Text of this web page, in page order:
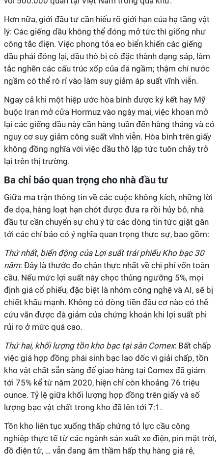
Hơn nữa, giới đầu tư cần hiểu rõ giới hạn của hạ tầng vật
lý: Các giếng dầu không thể đóng mở tức thì giống như
công tắc điện. Việc phong tỏa eo biển khiến các giếng
dầu phải đóng lại, dầu thô bị cô đặc thành dạng sáp, làm
tắc nghẽn các cấu trúc xốp của đá ngầm; thậm chí nước
ngầm có thể rò rỉ vào làm suy giảm áp suất vĩnh viễn.
Ngay cả khi một hiệp ước hòa bình được ký kết hay Mỹ
buộc Iran mở cửa Hormuz vào ngày mai, việc khoan mở
lại các giếng dầu này cần hàng tuần đến hàng tháng và có
nguy cơ suy giảm công suất vĩnh viễn. Hòa bình trên giấy
không đồng nghĩa với việc dầu thô lập tức tuôn chảy trở
lại trên thị trường.
Ba chỉ báo quan trọng cho nhà đầu tư
Giữa ma trận thông tin về các cuộc không kích, những lời
đe dọa, hàng loạt hạn chót được đưa ra rồi hủy bỏ, nhà
đầu tư cần chuyển sự chú ý từ các dòng tin tức giật gân
tới các chỉ báo có ý nghĩa quan trọng thực sự, bao gồm:
Thứ nhất, biến động của Lợi suất trái phiếu Kho bạc 30
năm: Đây là thước đo chân thực nhất về chi phí vốn toàn
cầu. Nếu mức lợi suất này chọc thủng ngưỡng 5%, mọi
định giá cổ phiếu, đặc biệt là nhóm công nghệ và AI, sẽ bị
chiết khấu mạnh. Không có dòng tiền đầu cơ nào có thể
cứu vãn được đà giảm của chứng khoán khi lợi suất phi
rủi ro ở mức quá cao.
Thứ hai, khối lượng tồn kho bạc tại sàn Comex: Bất chấp
việc giá hợp đồng phái sinh bạc lao dốc vì giải chấp, tồn
kho vật chất sẵn sàng để giao hàng tại Comex đã giảm
tới 75% kể từ năm 2020, hiện chỉ còn khoảng 76 triệu
ounce. Tỷ lệ giữa khối lượng hợp đồng trên giấy và số
lượng bạc vật chất trong kho đã lên tới 7:1.
Tồn kho liên tục xuống thấp chứng tỏ lực cầu công
nghiệp thực tế từ các ngành sản xuất xe điện, pin mặt trời,
đồ điện tử, … vẫn đang âm thầm hấp thụ hàng giá rẻ,